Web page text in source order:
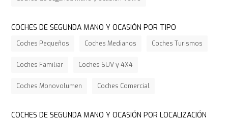
COCHES DE SEGUNDA MANO Y OCASIÓN POR TIPO
Coches Pequeños Coches Medianos Coches Turismos
Coches Familiar Coches SUV y 4X4
Coches Monovolumen Coches Comercial
COCHES DE SEGUNDA MANO Y OCASIÓN POR LOCALIZACIÓN